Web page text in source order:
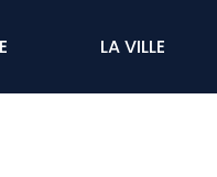
LA VILLE